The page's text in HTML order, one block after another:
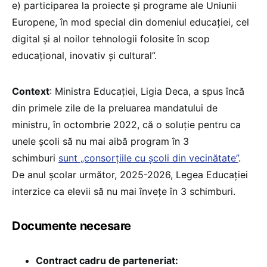
e) participarea la proiecte şi programe ale Uniunii
Europene, în mod special din domeniul educaţiei, cel
digital şi al noilor tehnologii folosite în scop
educaţional, inovativ şi cultural”.
Context: Ministra Educației, Ligia Deca, a spus încă
din primele zile de la preluarea mandatului de
ministru, în octombrie 2022, că o soluție pentru ca
unele școli să nu mai aibă program în 3
schimburi sunt „consorțiile cu școli din vecinătate”.
De anul școlar următor, 2025-2026, Legea Educației
interzice ca elevii să nu mai învețe în 3 schimburi.
Documente necesare
Contract cadru de parteneriat: